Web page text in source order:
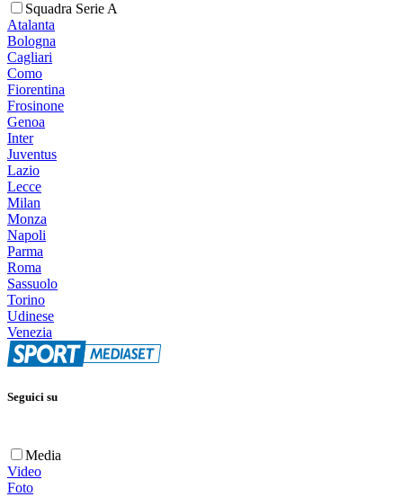
Squadra Serie A
Atalanta
Bologna
Cagliari
Como
Fiorentina
Frosinone
Genoa
Inter
Juventus
Lazio
Lecce
Milan
Monza
Napoli
Parma
Roma
Sassuolo
Torino
Udinese
Venezia
Seguici su
Media
Video
Foto